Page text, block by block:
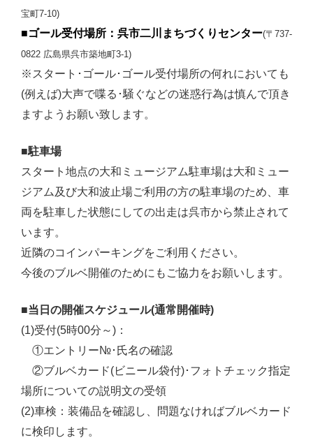
宝町7-10)
■ゴール受付場所： 呉市二川まちづくりセンター(〒737-
0822 広島県呉市築地町3-1)
※スタート･ゴール･ゴール受付場所の何れにおいても
(例えば)大声で喋る･騒ぐなどの迷惑行為は慎んで頂き
ますようお願い致します。
■駐車場
スタート地点の大和ミュージアム駐車場は大和ミュー
ジアム及び大和波止場ご利用の方の駐車場のため、車
両を駐車した状態にしての出走は呉市から禁止されて
います。
近隣のコインパーキングをご利用ください。
今後のブルベ開催のためにもご協力をお願いします。
■当日の開催スケジュール(通常開催時)
(1)受付(5時00分～)：
①エントリー№･氏名の確認
②ブルベカード(ビニール袋付)･フォトチェック指定
場所についての説明文の受領
(2)車検：装備品を確認し、問題なければブルベカード
に検印します。